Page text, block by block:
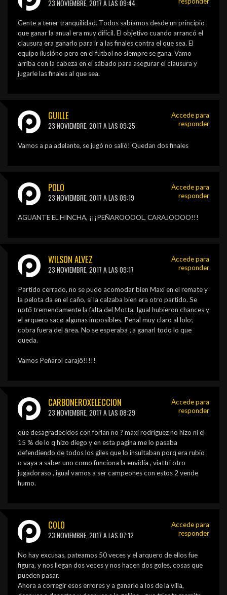
23 NOVIEMBRE, 2017 A LAS 09:44
Gente a tener tranquilidad. Todos sabíamos desde un principio
que ganar la anual era muy difícil. El objetivo cuando arrancó el
clausura era ganarlo para ir a las finales contra el que sea. El
equipo ilusióno pero en el fútbol no siempre se gana. Vamo
arriba con la cabeza en el sábado para asegurar el clausura y
jugarle las finales al que sea.
GUILLE
23 NOVIEMBRE, 2017 A LAS 09:25
Vamos a pa adelante, se jugó no salió! Quedan dos finales
Accede para
responder
POLO
23 NOVIEMBRE, 2017 A LAS 09:19
AGUANTE EL HINCHA, ¡¡¡PEÑAROOOOL, CARAJOOOO!!!
Accede para
responder
WILSON ALVEZ
23 NOVIEMBRE, 2017 A LAS 09:17
Partido cerrado, no se pudo acomodar bien Maxi en el remate y
la pelota da en el caño, si la calzaba bien era otro partido. Se
notő tremendamente la falta del Motta. Igual hubieron chances y
el arquero sacø algunas imposibles. Penal muy claro al lolo;
cobra fuera del ārea. No se esperaba ; a ganarl todo lo que
queda.
Vamos Peñarol carajő!!!!!
Accede para
responder
CARBONEROXELECCION
23 NOVIEMBRE, 2017 A LAS 08:29
que desagradecidos con forlan no ? maxi rodriguez no hizo ni el
15 % de lo q hizo diego y en esta pagina me lo pasaba
defendiendo de todos los giles que lo insultaban porq era rubio
o vaya a saber uno como funciona la envidia , viattri otro
jugadoraso , igual vamos a ser campeones con estos 2 vende
humo.
Accede para
responder
COLO
23 NOVIEMBRE, 2017 A LAS 07:12
No hay excusas, pateamos 50 veces y el arquero de ellos fue
figura, y nos llegan dos veces y nos hacen dos goles, cosas que
pueden pasar.
Ahora a corregir esos errores y a ganarle a los de la villa,
Accede para
responder